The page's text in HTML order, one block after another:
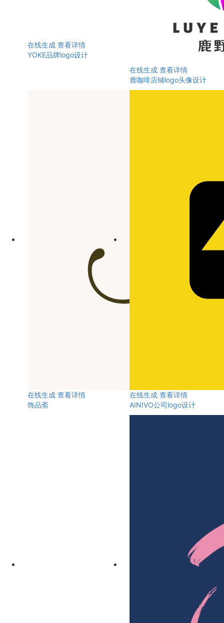
在线生成 查看详情
YOKE品牌logo设计
在线生成 查看详情
鹿咖啡店铺logo头像设计
在线生成 查看详情
饰品斋
在线生成 查看详情
AINIVO公司logo设计